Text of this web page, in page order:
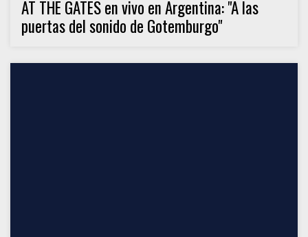
AT THE GATES en vivo en Argentina: "A las
puertas del sonido de Gotemburgo"